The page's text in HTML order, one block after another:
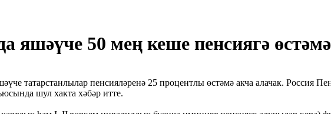
яшәүче 50 мең кеше пенсиягә
татарстанлылар пенсияләренә 25 процентлы өстәмә акча алачак. Россия
шул хакта хәбәр итте.